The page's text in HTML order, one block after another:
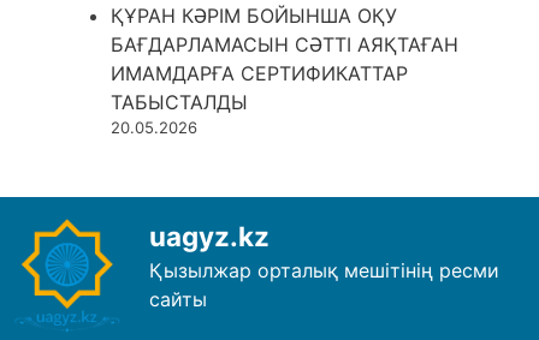
ҚҰРАН КӘРІМ БОЙЫНША ОҚУ
БАҒДАРЛАМАСЫН СӘТТІ АЯҚТАҒАН
ИМАМДАРҒА СЕРТИФИКАТТАР
ТАБЫСТАЛДЫ
20.05.2026
uagyz.kz
Қызылжар орталық мешітінің ресми
сайты